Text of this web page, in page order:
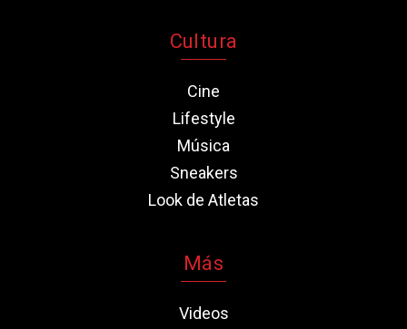
Cultura
Cine
Lifestyle
Música
Sneakers
Look de Atletas
Más
Videos